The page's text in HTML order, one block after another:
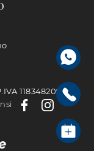
11834820968 |